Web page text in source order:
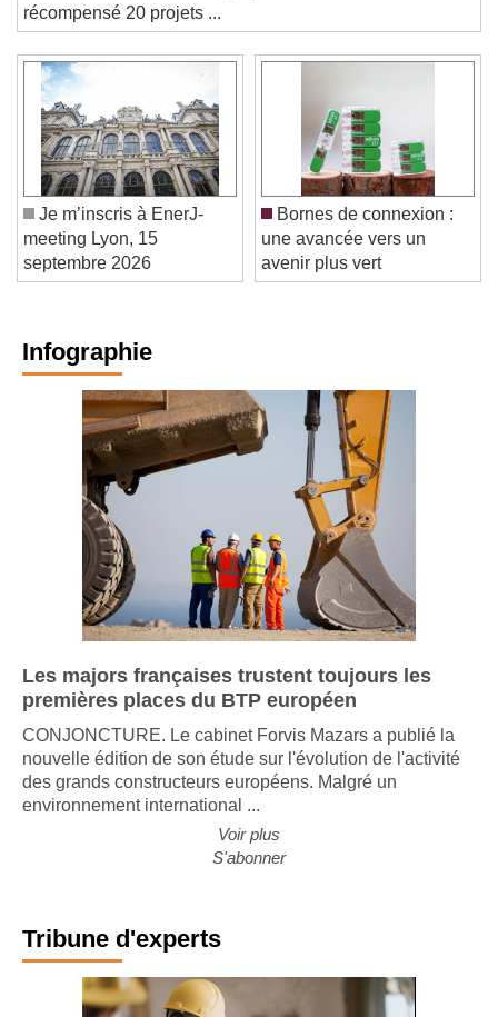
récompensé 20 projets ...
Je m’inscris à EnerJ-
meeting Lyon, 15
septembre 2026
Bornes de connexion :
une avancée vers un
avenir plus vert
Infographie
Les majors françaises trustent toujours les
premières places du BTP européen
CONJONCTURE. Le cabinet Forvis Mazars a publié la
nouvelle édition de son étude sur l'évolution de l'activité
des grands constructeurs européens. Malgré un
environnement international ...
Voir plus
S'abonner
Tribune d'experts